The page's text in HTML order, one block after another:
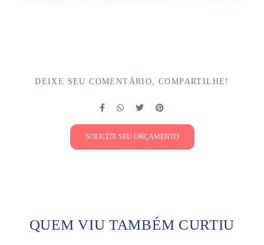
DEIXE SEU COMENTÁRIO, COMPARTILHE!
SOLICITE SEU ORÇAMENTO
QUEM VIU TAMBÉM CURTIU